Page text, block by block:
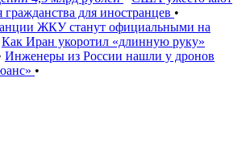
для иностранцев •
ЖКУ станут официальными на
Как Иран укоротил «длинную руку»
Инженеры из России нашли у дронов
•